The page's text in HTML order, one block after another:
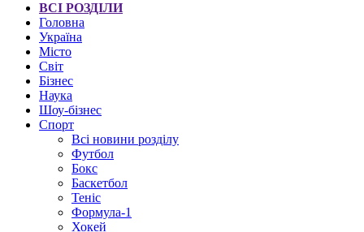
ВСІ РОЗДІЛИ
Головна
Україна
Місто
Світ
Бізнес
Наука
Шоу-бізнес
Спорт
Всі новини розділу
Футбол
Бокс
Баскетбол
Теніс
Формула-1
Хокей